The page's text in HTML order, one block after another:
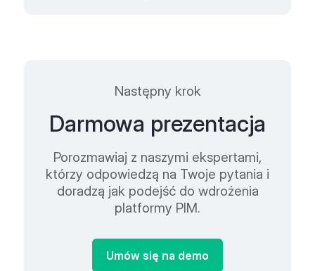
Następny krok
Darmowa prezentacja
Porozmawiaj z naszymi ekspertami,
którzy odpowiedzą na Twoje pytania i
doradzą jak podejść do wdrożenia
platformy PIM.
Umów się na demo